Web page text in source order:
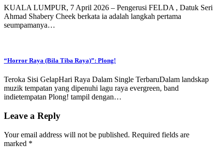
KUALA LUMPUR, 7 April 2026 – Pengerusi FELDA , Datuk Seri
Ahmad Shabery Cheek berkata ia adalah langkah pertama
seumpamanya…
“Horror Raya (Bila Tiba Raya)”: Plong!
Teroka Sisi GelapHari Raya Dalam Single TerbaruDalam landskap
muzik tempatan yang dipenuhi lagu raya evergreen, band
indietempatan Plong! tampil dengan…
Leave a Reply
Your email address will not be published. Required fields are
marked *